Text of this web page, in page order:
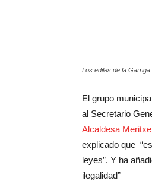
Los ediles de la
El grupo
al Secretario
Alcaldesa
explicado que
leyes”. Y ha
ilegalidad”